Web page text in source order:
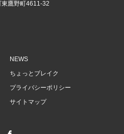
鷹野町4611-32
NEWS
ちょっとブレイク
プライバシーポリシー
サイトマップ